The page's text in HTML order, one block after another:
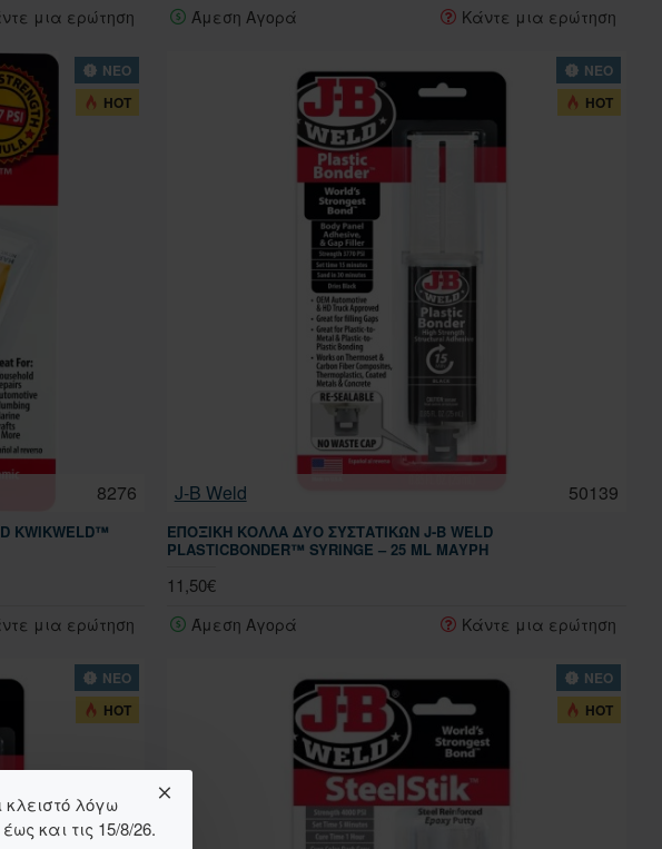
λόγω
και τις 15/8/26.
μια ερώτηση Άμεση Αγορά Κάντε μια ερώτηση
ΝΕΟ
HOT
8276
KWIKWELD™
μια ερώτηση
ΝΕΟ
HOT
J-B Weld 50139
ΕΠΟΞΙΚΉ ΚΌΛΛΑ ΔΎΟ ΣΥΣΤΑΤΙΚΏΝ J-B WELD
PLASTICBONDER™ SYRINGE – 25 ML ΜΑΎΡΗ
11,50€
Άμεση Αγορά Κάντε μια ερώτηση
ΝΕΟ
HOT
ΝΕΟ
HOT